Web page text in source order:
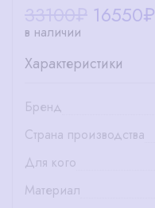
16550₽
в наличии
Характеристики
Бренд
Страна производства
Для кого
Материал